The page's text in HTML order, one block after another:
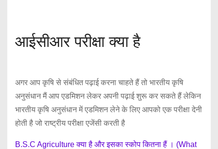
आईसीआर परीक्षा क्या है
अगर आप कृषि से संबंधित पढ़ाई करना चाहते हैं तो भारतीय कृषि
अनुसंधान मैं आप एडमिशन लेकर अपनी पढ़ाई शुरू कर सकते हैं लेकिन
भारतीय कृषि अनुसंधान में एडमिशन लेने के लिए आपको एक परीक्षा देनी
होती है जो राष्ट्रीय परीक्षा एजेंसी करती है
B.S.C Agriculture क्या है और इसका स्कोप कितना हैं । (What